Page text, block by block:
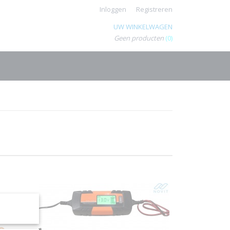
Inloggen
Registreren
UW WINKELWAGEN
Geen producten (0)